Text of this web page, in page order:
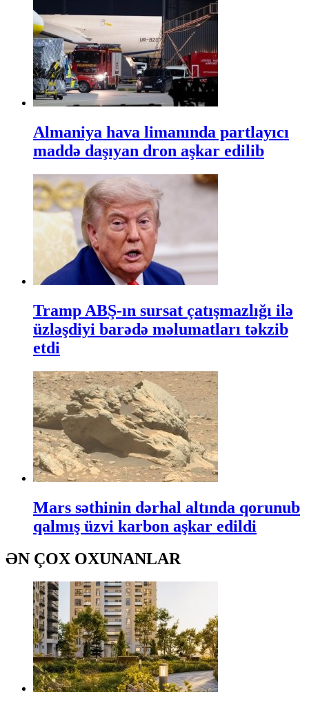
Almaniya hava limanında partlayıcı
maddə daşıyan dron aşkar edilib
Tramp ABŞ-ın sursat çatışmazlığı ilə
üzləşdiyi barədə məlumatları təkzib
etdi
Mars səthinin dərhal altında qorunub
qalmış üzvi karbon aşkar edildi
ƏN ÇOX OXUNANLAR